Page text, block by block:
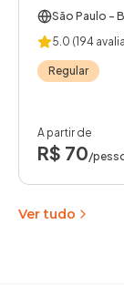
São Paulo -
5.0 (194
Regular
A partir de
R$ 70/
Ver tudo